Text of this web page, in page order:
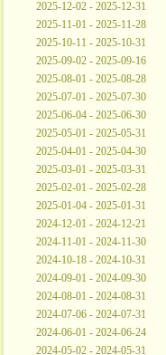
2025-12-02 - 2025-12-31
2025-11-01 - 2025-11-28
2025-10-11 - 2025-10-31
2025-09-02 - 2025-09-16
2025-08-01 - 2025-08-28
2025-07-01 - 2025-07-30
2025-06-04 - 2025-06-30
2025-05-01 - 2025-05-31
2025-04-01 - 2025-04-30
2025-03-01 - 2025-03-31
2025-02-01 - 2025-02-28
2025-01-04 - 2025-01-31
2024-12-01 - 2024-12-21
2024-11-01 - 2024-11-30
2024-10-18 - 2024-10-31
2024-09-01 - 2024-09-30
2024-08-01 - 2024-08-31
2024-07-06 - 2024-07-31
2024-06-01 - 2024-06-24
2024-05-02 - 2024-05-31